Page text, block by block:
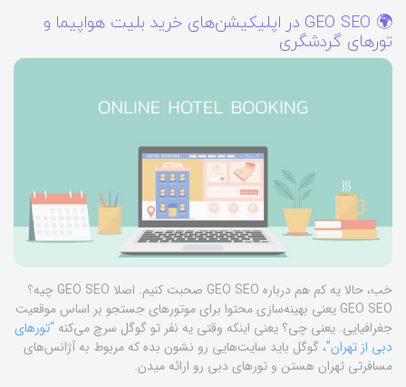
🌍 GEO SEO در اپلیکیشن‌های خرید بلیت هواپیما و
تورهای گردشگری
خب، حالا یه کم هم درباره GEO SEO صحبت کنیم. اصلا GEO SEO چیه؟
GEO SEO یعنی بهینه‌سازی محتوا برای موتورهای جستجو بر اساس موقعیت
جغرافیایی. یعنی چی؟ یعنی اینکه وقتی یه نفر تو گوگل سرچ می‌کنه “تورهای
دبی از تهران”، گوگل باید سایت‌هایی رو نشون بده که مربوط به آژانس‌های
مسافرتی تهران هستن و تورهای دبی رو ارائه میدن.